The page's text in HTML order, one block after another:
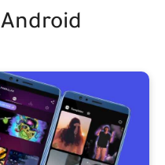
Android لعام 2022